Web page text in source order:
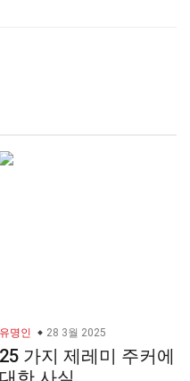
유명인 28 3월 2025
25 가지 제레미 주커에